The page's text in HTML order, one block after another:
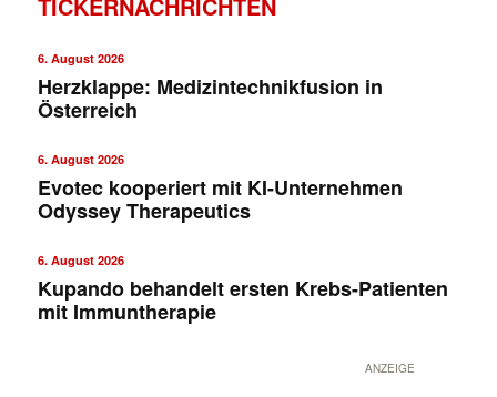
6. August 2026
Herzklappe: Medizintechnikfusion in
Österreich
6. August 2026
Evotec kooperiert mit KI-Unternehmen
Odyssey Therapeutics
6. August 2026
Kupando behandelt ersten Krebs-Patienten
mit Immuntherapie
ANZEIGE